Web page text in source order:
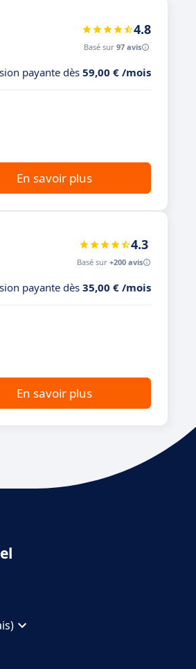
4.8
Basé sur 97 avis
payante dès 59,00 € /mois
En savoir plus
4.3
Basé sur +200 avis
payante dès 35,00 € /mois
En savoir plus